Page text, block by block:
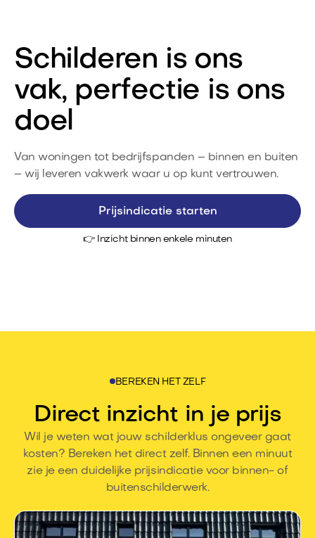
Schilderen is ons
vak, perfectie is ons
doel
Van woningen tot bedrijfspanden – binnen en buiten
– wij leveren vakwerk waar u op kunt vertrouwen.
Prijsindicatie starten
👉 Inzicht binnen enkele minuten
BEREKEN HET ZELF
Direct inzicht in je prijs
Wil je weten wat jouw schilderklus ongeveer gaat
kosten? Bereken het direct zelf. Binnen een minuut
zie je een duidelijke prijsindicatie voor binnen- of
buitenschilderwerk.